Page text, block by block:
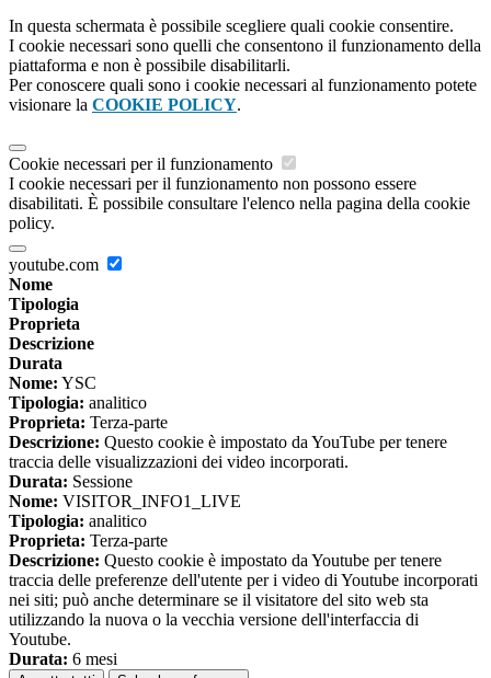
In questa schermata è possibile scegliere quali cookie consentire.
I cookie necessari sono quelli che consentono il funzionamento della
piattaforma e non è possibile disabilitarli.
Per conoscere quali sono i cookie necessari al funzionamento potete
visionare la COOKIE POLICY.
Cookie necessari per il funzionamento
I cookie necessari per il funzionamento non possono essere
disabilitati. È possibile consultare l'elenco nella pagina della cookie
policy.
youtube.com
Nome
Tipologia
Proprieta
Descrizione
Durata
Nome: YSC
Tipologia: analitico
Proprieta: Terza-parte
Descrizione: Questo cookie è impostato da YouTube per tenere
traccia delle visualizzazioni dei video incorporati.
Durata: Sessione
Nome: VISITOR_INFO1_LIVE
Tipologia: analitico
Proprieta: Terza-parte
Descrizione: Questo cookie è impostato da Youtube per tenere
traccia delle preferenze dell'utente per i video di Youtube incorporati
nei siti; può anche determinare se il visitatore del sito web sta
utilizzando la nuova o la vecchia versione dell'interfaccia di
Youtube.
Durata: 6 mesi